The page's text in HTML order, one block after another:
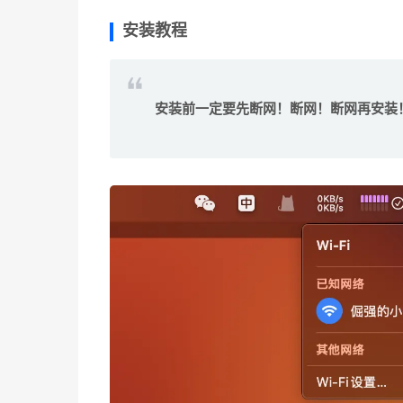
安装教程
安装前一定要先断网！断网！断网再安装